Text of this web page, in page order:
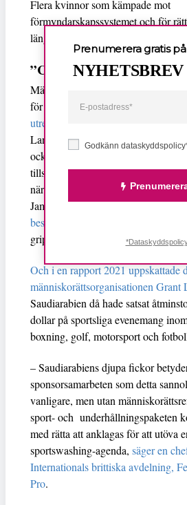
Flera kvinnor som kämpade mot
förmyndarskapssystemet och för
länge fängslade i landet.
”Cynsisk sportswashing-
Människorättsaktivisten Loujain
för ett par år sedan är fortfarande
utreseförbud
Landets de facto-ledare Mohammed
också på att stå värd för herr-VM
tillsammans med Egypten och
när förknippad med mordet på den
Jamal Khashoggi hösten 2018 –
beställt eller känt till planerna
på
gripas eller dödas.
Och i en rapport 2021 uppskattade
människorättsorganisationen Grant
Saudiarabien då hade satsat
dollar på sportsliga evenemang
boxning, golf, motorsport och
– Saudiarabiens djupa fickor
sponsorsamarbeten som detta
vanligare, men utan
sport- och underhållningspaketen
med rätta att anklagas för att utöva
sportswashing-agenda, säger en
Internationals brittiska avdelning,
Pro.
Godkänn
Prenumerera gratis
NYHETSBREV